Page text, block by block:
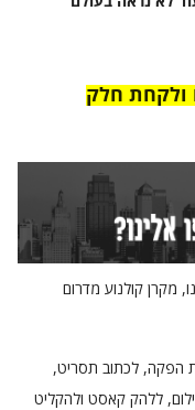
ולקחת חלק
מקרן קולנוע מדרום
הפקה, לכתוב תסריט,
ללהק קאסט ולהקליט